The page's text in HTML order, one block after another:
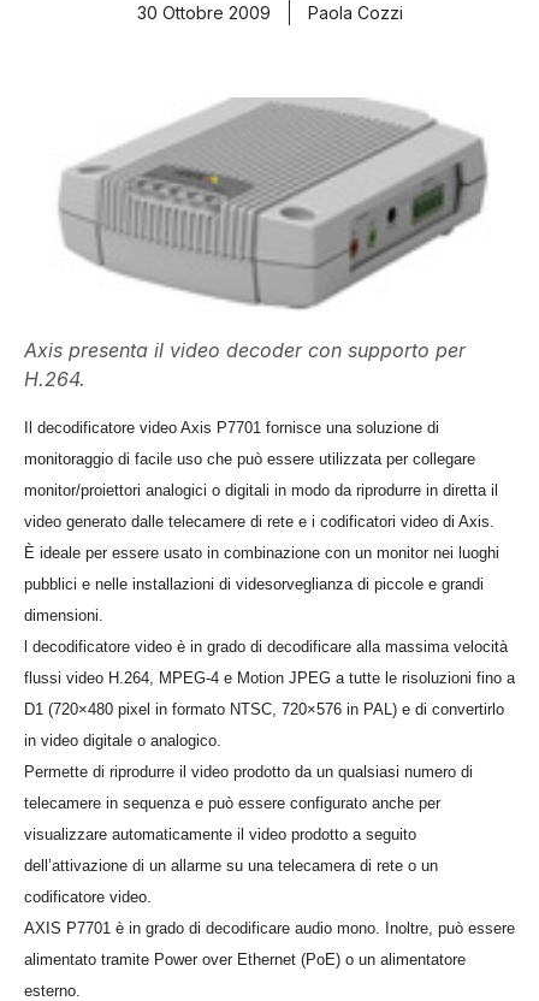
30 Ottobre 2009
Paola Cozzi
Axis presenta il video decoder con supporto per
H.264.
Il decodificatore video Axis P7701 fornisce una soluzione di
monitoraggio di facile uso che può essere utilizzata per collegare
monitor/proiettori analogici o digitali in modo da riprodurre in diretta il
video generato dalle telecamere di rete e i codificatori video di Axis.
È ideale per essere usato in combinazione con un monitor nei luoghi
pubblici e nelle installazioni di videsorveglianza di piccole e grandi
dimensioni.
l decodificatore video è in grado di decodificare alla massima velocità
flussi video H.264, MPEG-4 e Motion JPEG a tutte le risoluzioni fino a
D1 (720×480 pixel in formato NTSC, 720×576 in PAL) e di convertirlo
in video digitale o analogico.
Permette di riprodurre il video prodotto da un qualsiasi numero di
telecamere in sequenza e può essere configurato anche per
visualizzare automaticamente il video prodotto a seguito
dell’attivazione di un allarme su una telecamera di rete o un
codificatore video.
AXIS P7701 è in grado di decodificare audio mono. Inoltre, può essere
alimentato tramite Power over Ethernet (PoE) o un alimentatore
esterno.